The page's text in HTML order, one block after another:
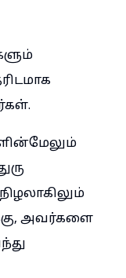
அவர்களை